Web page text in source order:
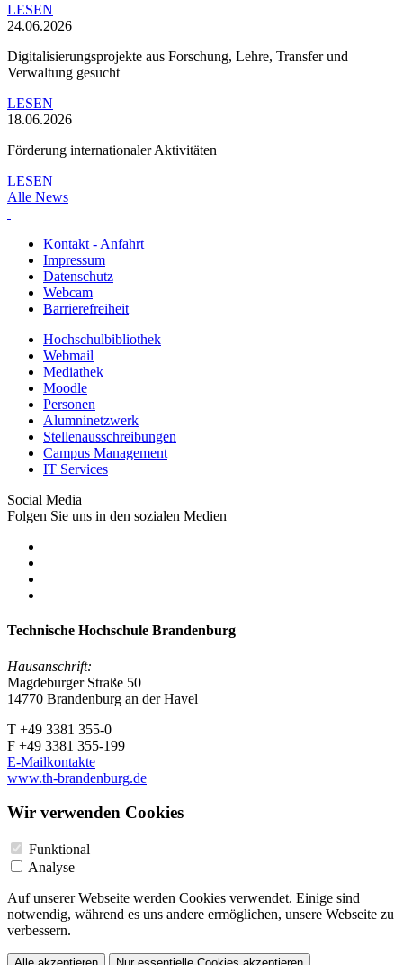
LESEN
24.06.2026
Digitalisierungsprojekte aus Forschung, Lehre, Transfer und
Verwaltung gesucht
LESEN
18.06.2026
Förderung internationaler Aktivitäten
LESEN
Alle News
Kontakt - Anfahrt
Impressum
Datenschutz
Webcam
Barrierefreiheit
Hochschulbibliothek
Webmail
Mediathek
Moodle
Personen
Alumninetzwerk
Stellenausschreibungen
Campus Management
IT Services
Social Media
Folgen Sie uns in den sozialen Medien
Technische Hochschule Brandenburg
Hausanschrift:
Magdeburger Straße 50
14770 Brandenburg an der Havel
T +49 3381 355-0
F +49 3381 355-199
E-Mailkontakte
www.th-brandenburg.de
Wir verwenden Cookies
Funktional
Analyse
Auf unserer Webseite werden Cookies verwendet. Einige sind
notwendig, während es uns andere ermöglichen, unsere Webseite zu
verbessern.